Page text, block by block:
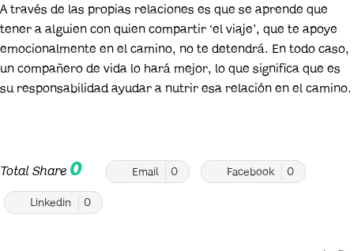
A través de las propias relaciones es que se aprende que
tener a alguien con quien compartir ‘el viaje’, que te apoye
emocionalmente en el camino, no te detendrá. En todo caso,
un compañero de vida lo hará mejor, lo que significa que es
su responsabilidad ayudar a nutrir esa relación en el camino.
Total Share 0 Email 0 Facebook 0
Linkedin 0